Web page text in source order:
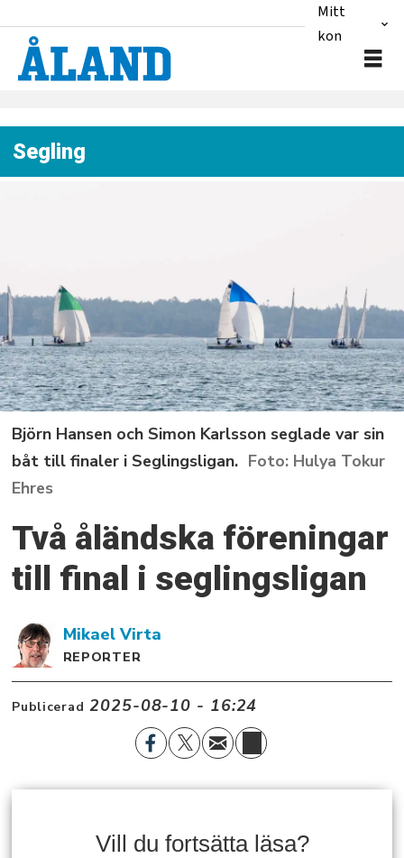
Mitt
konto
Segling
Björn Hansen och Simon Karlsson seglade var sin
båt till finaler i Seglingsligan.
Hulya Tokur
Ehres
Två åländska föreningar
till final i seglingsligan
Mikael Virta
REPORTER
Publicerad 2025-08-10 - 16:24
Vill du fortsätta läsa?